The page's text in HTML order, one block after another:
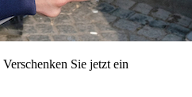
Verschenken Sie jetzt ein